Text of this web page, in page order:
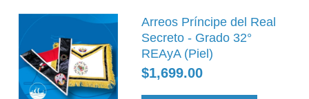
Arreos Príncipe del Real
Secreto - Grado 32°
REAyA (Piel)
$1,699.00